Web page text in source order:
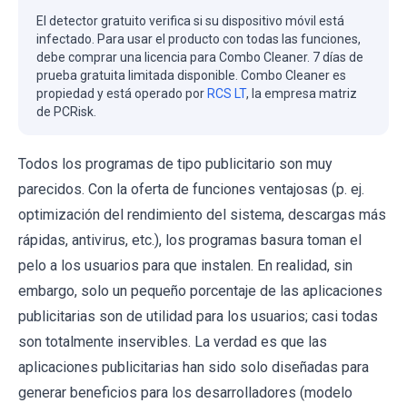
El detector gratuito verifica si su dispositivo móvil está
infectado. Para usar el producto con todas las funciones,
debe comprar una licencia para Combo Cleaner. 7 días de
prueba gratuita limitada disponible. Combo Cleaner es
propiedad y está operado por RCS LT, la empresa matriz
de PCRisk.
Todos los programas de tipo publicitario son muy
parecidos. Con la oferta de funciones ventajosas (p. ej.
optimización del rendimiento del sistema, descargas más
rápidas, antivirus, etc.), los programas basura toman el
pelo a los usuarios para que instalen. En realidad, sin
embargo, solo un pequeño porcentaje de las aplicaciones
publicitarias son de utilidad para los usuarios; casi todas
son totalmente inservibles. La verdad es que las
aplicaciones publicitarias han sido solo diseñadas para
generar beneficios para los desarrolladores (modelo